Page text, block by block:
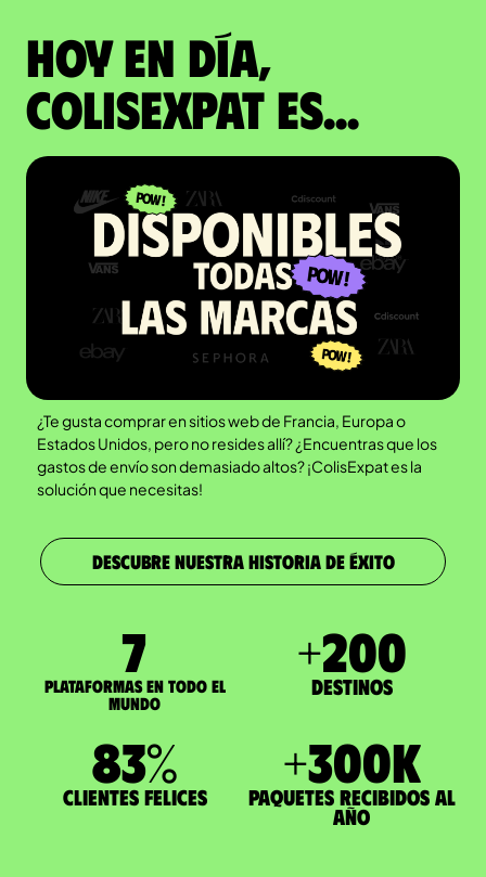
Hoy en día,
ColisExpat es...
¿Te gusta comprar en sitios web de Francia, Europa o
Estados Unidos, pero no resides allí? ¿Encuentras que los
gastos de envío son demasiado altos? ¡ColisExpat es la
solución que necesitas!
DESCUBRE NUESTRA HISTORIA DE ÉXITO
7
Plataformas en todo el
mundo
+200
Destinos
83%
Clientes felices
+300K
paquetes recibidos al
año